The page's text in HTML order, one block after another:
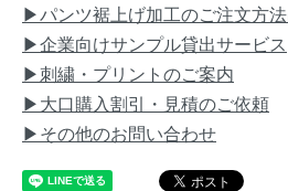
▶パンツ裾上げ加工のご注文方
▶企業向けサンプル貸出サービス
▶刺繍・プリントのご案内
▶大口購入割引・見積のご依頼
▶その他のお問い合わせ